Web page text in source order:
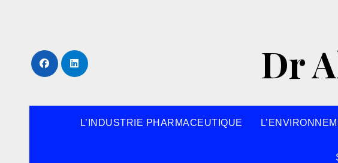
Dr
L’INDUSTRIE PHARMACEUTIQUE